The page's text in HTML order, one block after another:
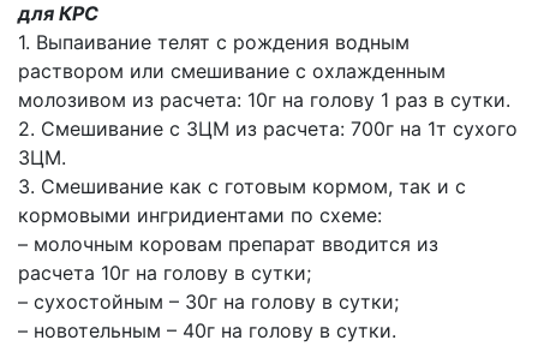
для КРС
1. Выпаивание телят с рождения водным
раствором или смешивание с охлажденным
молозивом из расчета: 10г на голову 1 раз в сутки.
2. Смешивание с ЗЦМ из расчета: 700г на 1т сухого
ЗЦМ.
3. Смешивание как с готовым кормом, так и с
кормовыми ингридиентами по схеме:
– молочным коровам препарат вводится из
расчета 10г на голову в сутки;
– сухостойным – 30г на голову в сутки;
– новотельным – 40г на голову в сутки.